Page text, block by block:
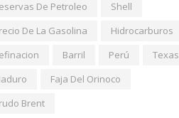
De Petroleo
Shell
De La Gasolina
Hidrocarburos
Barril Perú
Texas
Faja Del Orinoco
Brent